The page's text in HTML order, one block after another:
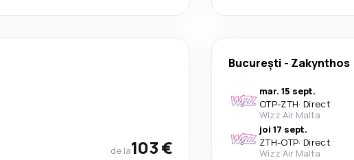
de la103 €
București - Zakynthos
mar. 15 sept.
OTP-ZTH· Direct
Wizz Air Malta
joi 17 sept.
ZTH-OTP· Direct
Wizz Air Malta